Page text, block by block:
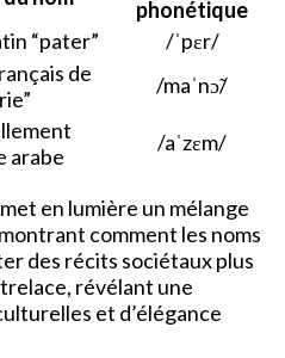
phonétique
“pater”
/ˈpɛr/
de
/maˈnɔ̃/
arabe
/aˈzɛm/
en lumière un mélange
comment les noms
des récits sociétaux plus
révélant une
et d’élégance